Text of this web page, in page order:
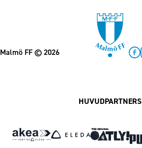
Malmö FF© 2026
HUVUDPARTNERS